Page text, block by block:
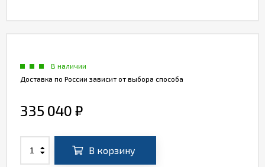
В наличии
Доставка по России зависит от выбора способа
335 040 ₽
В корзину